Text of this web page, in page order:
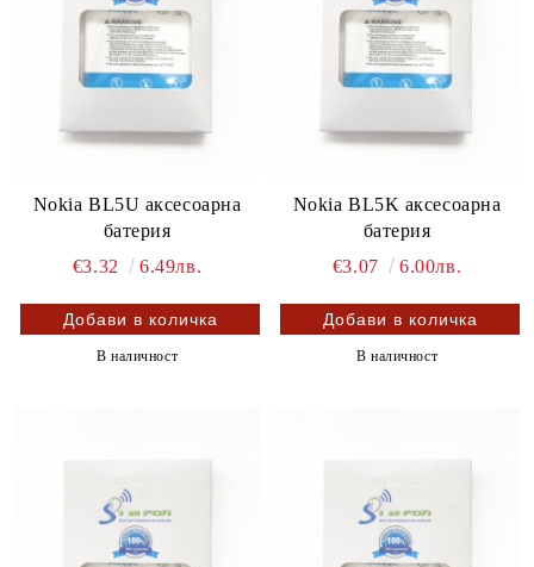
Nokia BL5U аксесоарна
батерия
€3.32
6.49лв.
В наличност
Nokia BL5K аксесоарна
батерия
€3.07
6.00лв.
В наличност